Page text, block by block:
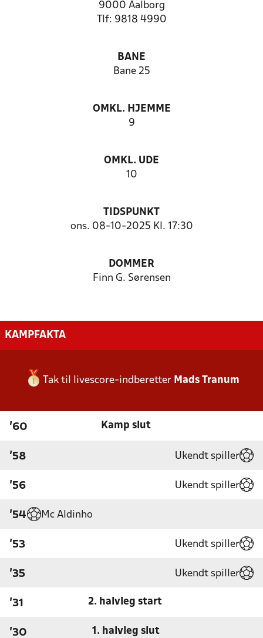
9000 Aalborg
Tlf: 9818 4990
BANE
Bane 25
OMKL. HJEMME
9
OMKL. UDE
10
TIDSPUNKT
ons. 08-10-2025 Kl. 17:30
DOMMER
Finn G. Sørensen
KAMPFAKTA
Tak til livescore-indberetter Mads Tranum
'60 Kamp slut
'58 Ukendt spiller
'56 Ukendt spiller
'54 Mc Aldinho
'53 Ukendt spiller
'35 Ukendt spiller
'31 2. halvleg start
'30 1. halvleg slut